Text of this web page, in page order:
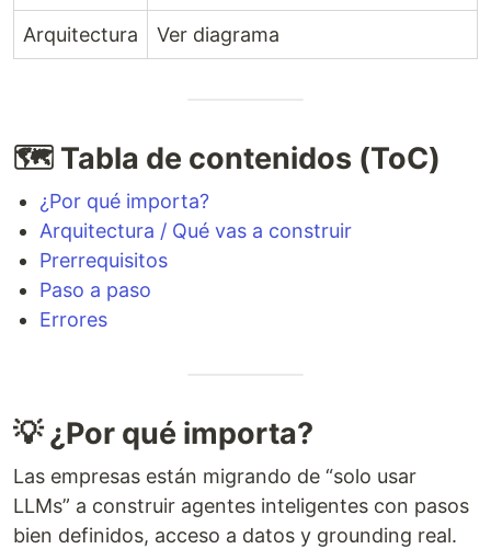
Arquitectura Ver diagrama
🗺️ Tabla de contenidos (ToC)
¿Por qué importa?
Arquitectura / Qué vas a construir
Prerrequisitos
Paso a paso
Errores
💡 ¿Por qué importa?
Las empresas están migrando de “solo usar
LLMs” a construir agentes inteligentes con pasos
bien definidos, acceso a datos y grounding real.